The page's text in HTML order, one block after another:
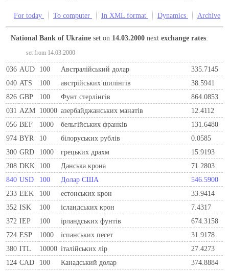
For today To computer In XML format Dynamics Archive
National Bank of Ukraine set on 14.03.2000 nextexchange rates:
set from 14.03.2000
036 AUD 100 Австралійський долар
335.7145
040 ATS 100 австрiйських шилiнгiв
38.5941
826 GBP 100 Фунт стерлінгів
864.0853
031 AZM 10000 азербайджанських манатів
12.4112
056 BEF 1000 бельгiйських франкiв
131.6480
974 BYR 10 білоруських рублів
0.0585
300 GRD 1000 грецьких драхм
15.9193
208 DKK 100 Данська крона
71.2803
840 USD 100 Долар США
546.5900
233 EEK 100 естонських крон
33.9414
352 ISK 100 ісландських крон
7.4317
372 IEP 100 iрландських фунтiв
674.3158
724 ESP 1000 iспанських песет
31.9178
380 ITL 10000 iталiйських лiр
27.4273
124 CAD 100 Канадський долар
374.8884